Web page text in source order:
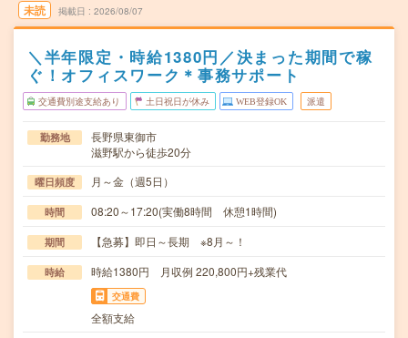
未読 掲載日 2026/08/07
＼半年限定・時給1380円／決まった期間で稼
ぐ！オフィスワーク＊事務サポート
交通費別途支給あり 土日祝日が休み WEB登録OK 派遣
勤務地
長野県東御市
滋野駅から徒歩20分
曜日頻度 月～金（週5日）
時間 08:20～17:20(実働8時間 休憩1時間)
期間 【急募】即日～長期 ※8月～！
時給 時給1380円 月収例 220,800円+残業代
交通費
全額支給